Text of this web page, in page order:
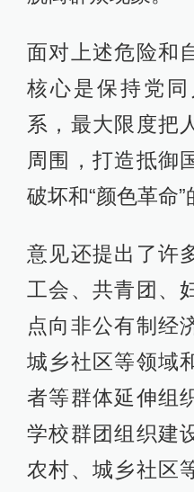
面对上述危险和
核心是保持党
系，最大限度把
周围，打造抵御
破坏和“颜色革命”
意见还提出了许
工会、共青团、
点向非公有制经
城乡社区等领域
者等群体延伸组
学校群团组织建
农村、城乡社区